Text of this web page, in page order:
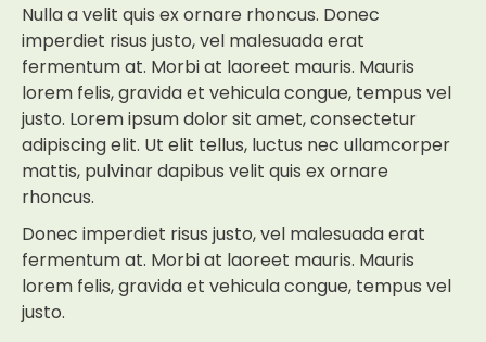
Nulla a velit quis ex ornare rhoncus. Donec
imperdiet risus justo, vel malesuada erat
fermentum at. Morbi at laoreet mauris. Mauris
lorem felis, gravida et vehicula congue, tempus vel
justo. Lorem ipsum dolor sit amet, consectetur
adipiscing elit. Ut elit tellus, luctus nec ullamcorper
mattis, pulvinar dapibus velit quis ex ornare
rhoncus.
Donec imperdiet risus justo, vel malesuada erat
fermentum at. Morbi at laoreet mauris. Mauris
lorem felis, gravida et vehicula congue, tempus vel
justo.